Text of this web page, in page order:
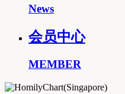
News
会员中心
MEMBER